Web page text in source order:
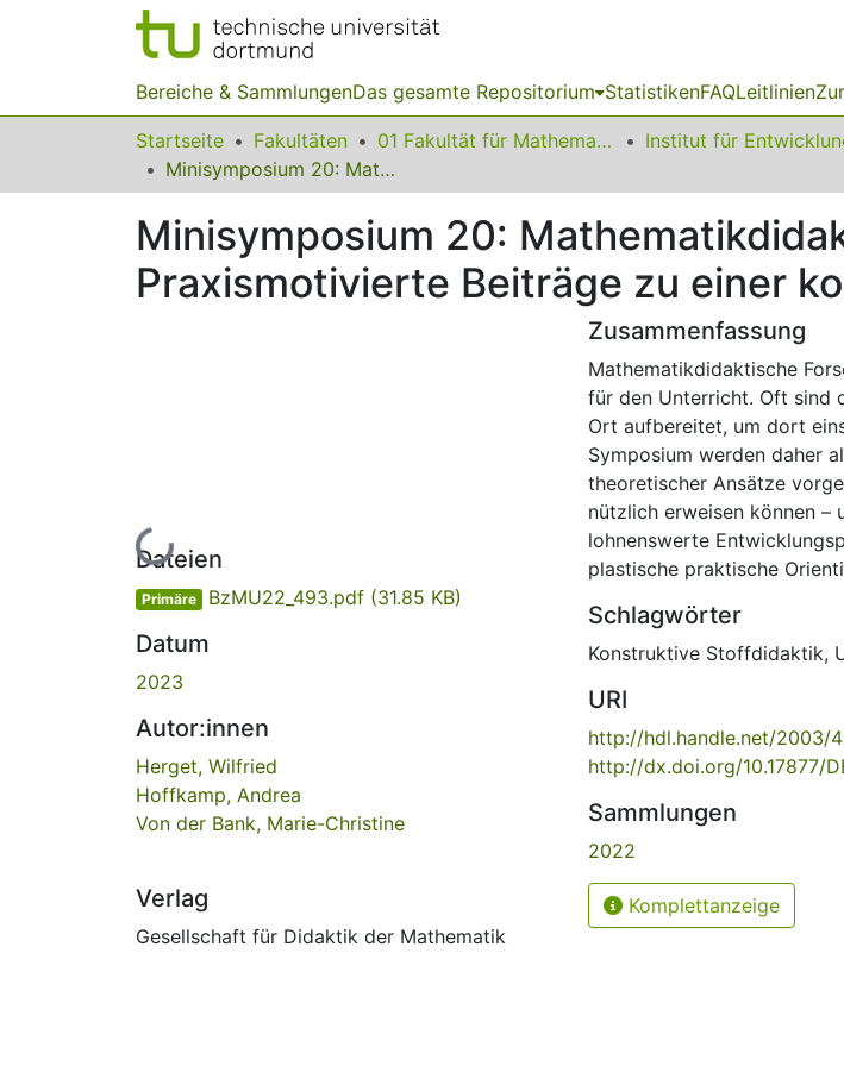
Bereiche & SammlungenDas gesamte Repositorium StatistikenFAQLeitlinien
Startseite Fakultäten 01 Fakultät für Mathematik
Minisymposium 20: Mathematikdidaktik für den Unterrichtsalltag - Praxismotivierte Beiträge zu einer konstruktiven Stoffdidaktik
Minisymposium 20:
Praxismotivierte Beiträge zu einer
Lade...
Dateien
Primäre BzMU22_493.pdf (31.85 KB)
Datum
2023
Autor:innen
Herget, Wilfried
Hoffkamp, Andrea
Von der Bank, Marie-Christine
Verlag
Gesellschaft für Didaktik der Mathematik
Zusammenfassung
Mathematikdidaktische
für den Unterricht. Oft sind
Ort aufbereitet, um dort
Symposium werden daher
theoretischer Ansätze
nützlich erweisen können –
lohnenswerte
plastische praktische
Schlagwörter
Konstruktive Stoffdidaktik,
URI
http://hdl.handle.net/2003/
http://dx.doi.org/10.17877/
Sammlungen
2022
Komplettanzeige